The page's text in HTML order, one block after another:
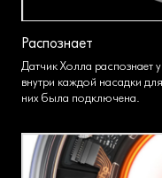
Распознает
Датчик Холла распознает
внутри каждой насадки
них была подключена.